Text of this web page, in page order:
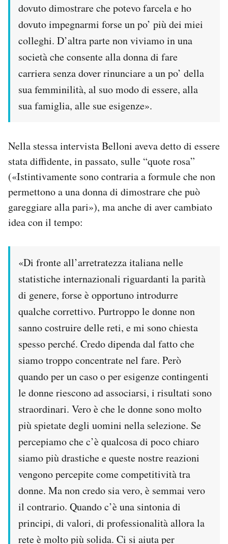
dovuto dimostrare che potevo farcela e ho
dovuto impegnarmi forse un po’ più dei miei
colleghi. D’altra parte non viviamo in una
società che consente alla donna di fare
carriera senza dover rinunciare a un po’ della
sua femminilità, al suo modo di essere, alla
sua famiglia, alle sue esigenze».
Nella stessa intervista Belloni aveva detto di essere
stata diffidente, in passato, sulle “quote rosa”
(«Istintivamente sono contraria a formule che non
permettono a una donna di dimostrare che può
gareggiare alla pari»), ma anche di aver cambiato
idea con il tempo:
«Di fronte all’arretratezza italiana nelle
statistiche internazionali riguardanti la parità
di genere, forse è opportuno introdurre
qualche correttivo. Purtroppo le donne non
sanno costruire delle reti, e mi sono chiesta
spesso perché. Credo dipenda dal fatto che
siamo troppo concentrate nel fare. Però
quando per un caso o per esigenze contingenti
le donne riescono ad associarsi, i risultati sono
straordinari. Vero è che le donne sono molto
più spietate degli uomini nella selezione. Se
percepiamo che c’è qualcosa di poco chiaro
siamo più drastiche e queste nostre reazioni
vengono percepite come competitività tra
donne. Ma non credo sia vero, è semmai vero
il contrario. Quando c’è una sintonia di
principi, di valori, di professionalità allora la
rete è molto più solida. Ci si aiuta per